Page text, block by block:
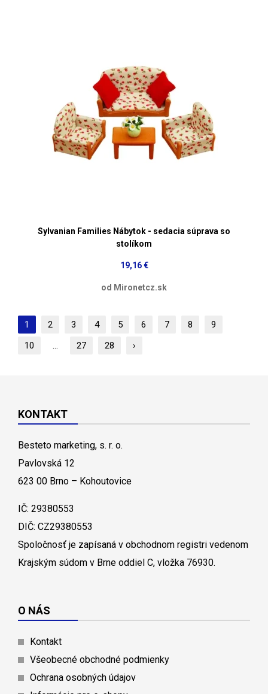
Sylvanian Families Nábytok - sedacia súprava so
stolíkom
19,16 €
od Mironetcz.sk
1 2 3 4 5 6 7 8
9
10
... 27 28 ›
KONTAKT
Besteto marketing, s. r. o.
Pavlovská 12
623 00 Brno – Kohoutovice
IČ: 29380553
DIČ: CZ29380553
Spoločnosť je zapísaná v obchodnom registri vedenom
Krajským súdom v Brne oddiel C, vložka 76930.
O NÁS
Kontakt
Všeobecné obchodné podmienky
Ochrana osobných údajov